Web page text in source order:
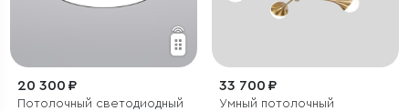
20 300 ₽
Потолочный светодиодный
33 700 ₽
Умный потолочный